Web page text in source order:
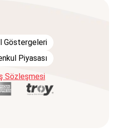
Göstergeleri
Piyasası
Sözleşmesi